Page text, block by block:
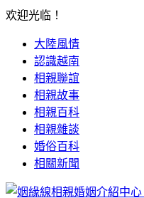
欢迎光临！
大陸風情
認識越南
相親聯誼
相親故事
相親百科
相親雜談
婚俗百科
相關新聞